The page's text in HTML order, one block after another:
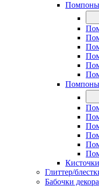
Помпоны
Помпоны
Глиттер/
Бабочки